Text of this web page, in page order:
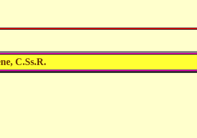
C.Ss.R.